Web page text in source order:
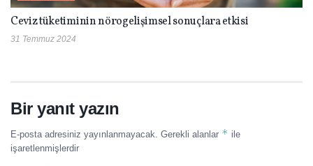
Ceviz tüketiminin nörogelişimsel sonuçlara etkisi
31 Temmuz 2024
Bir yanıt yazın
E-posta adresiniz yayınlanmayacak. Gerekli alanlar * ile
işaretlenmişlerdir